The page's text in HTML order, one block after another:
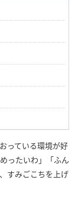
っている環境が好
ったいわ」「ふん
すみごこちを上げ